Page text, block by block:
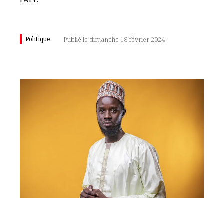
Politique Publié le dimanche 18 février 2024